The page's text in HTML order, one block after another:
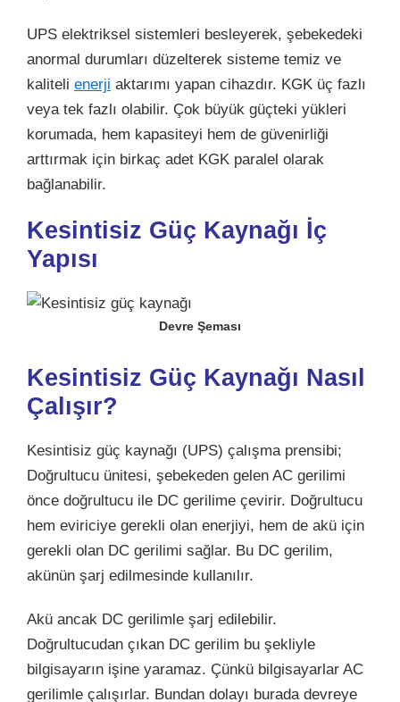
UPS elektriksel sistemleri besleyerek, şebekedeki
anormal durumları düzelterek sisteme temiz ve
kaliteli enerji aktarımı yapan cihazdır. KGK üç fazlı
veya tek fazlı olabilir. Çok büyük güçteki yükleri
korumada, hem kapasiteyi hem de güvenirliği
arttırmak için birkaç adet KGK paralel olarak
bağlanabilir.
Kesintisiz Güç Kaynağı İç
Yapısı
Devre Şeması
Kesintisiz Güç Kaynağı Nasıl
Çalışır?
Kesintisiz güç kaynağı (UPS) çalışma prensibi;
Doğrultucu ünitesi, şebekeden gelen AC gerilimi
önce doğrultucu ile DC gerilime çevirir. Doğrultucu
hem eviriciye gerekli olan enerjiyi, hem de akü için
gerekli olan DC gerilimi sağlar. Bu DC gerilim,
akünün şarj edilmesinde kullanılır.
Akü ancak DC gerilimle şarj edilebilir.
Doğrultucudan çıkan DC gerilim bu şekliyle
bilgisayarın işine yaramaz. Çünkü bilgisayarlar AC
gerilimle çalışırlar. Bundan dolayı burada devreye